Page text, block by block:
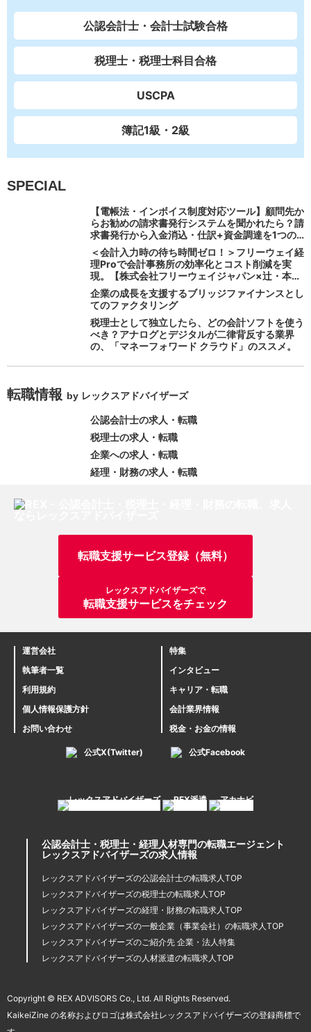
公認会計士・会計士試験合格
税理士・税理士科目合格
USCPA
簿記1級・2級
SPECIAL
【電帳法・インボイス制度対応ツール】顧問先か
らお勧めの請求書発行システムを聞かれたら？請
求書発行から入金消込・仕訳+資金調達を1つの
システムで完結する 「請求QUICK」の魅力に迫
る
＜会計入力時の待ち時間ゼロ！＞フリーウェイ経
理Proで会計事務所の効率化とコスト削減を実
現。【株式会社フリーウェイジャパン×辻・本郷
税理士法人（経理宅配便事業部）】
企業の成長を支援するブリッジファイナンスとし
てのファクタリング
税理士として独立したら、どの会計ソフトを使う
べき？アナログとデジタルが二律背反する業界
の、「マネーフォワード クラウド」のススメ。
転職情報 by レックスアドバイザーズ
公認会計士の求人・転職
税理士の求人・転職
企業への求人・転職
経理・財務の求人・転職
転職支援サービス登録（無料）
レックスアドバイザーズで
転職支援サービスをチェック
運営会社
執筆者一覧
利用規約
個人情報保護方針
お問い合わせ
特集
インタビュー
キャリア・転職
会計業界情報
税金・お金の情報
公式X(Twitter) 公式Facebook
公認会計士・税理士・経理人材専門の転職エージェント
レックスアドバイザーズの求人情報
レックスアドバイザーズの公認会計士の転職求人TOP
レックスアドバイザーズの税理士の転職求人TOP
レックスアドバイザーズの経理・財務の転職求人TOP
レックスアドバイザーズの一般企業（事業会社）の転職求人TOP
レックスアドバイザーズのご紹介先 企業・法人特集
レックスアドバイザーズの人材派遣の転職求人TOP
Copyright © REX ADVISORS Co., Ltd. All Rights Reserved.
KaikeiZine の名称およびロゴは株式会社レックスアドバイザーズの登録商標で